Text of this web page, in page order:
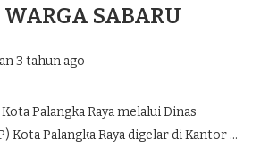
WARGA SABARU
3 tahun ago
Palangka Raya melalui Dinas
Kota Palangka Raya digelar di Kantor …